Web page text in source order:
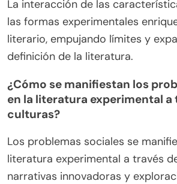
La interacción de las
las formas experimentales
literario, empujando límites y
definición de la literatura.
¿Cómo se manifiestan los
en la literatura experimental a
culturas?
Los problemas sociales se
literatura experimental a través
narrativas innovadoras y